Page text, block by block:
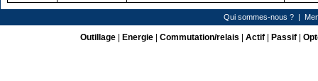
Qui sommes-nous ? |
Outillage| Energie| Commutation/relais Actif| Passif|